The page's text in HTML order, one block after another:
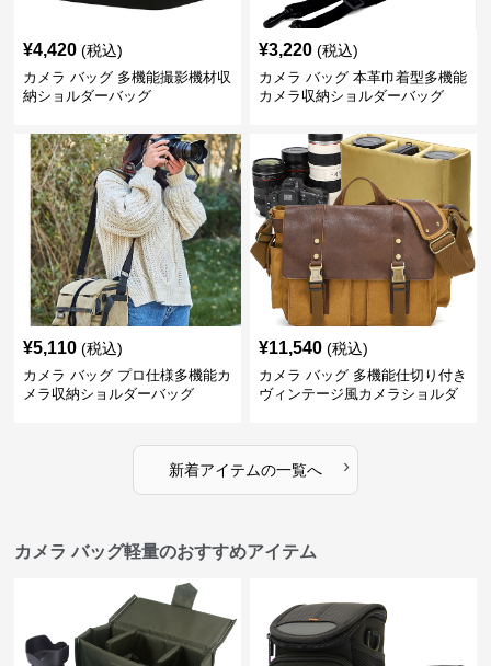
¥4,420 (税込)
カメラ バッグ 多機能撮影機材収
納ショルダーバッグ
¥3,220 (税込)
カメラ バッグ 本革巾着型多機能
カメラ収納ショルダーバッグ
¥5,110 (税込)
カメラ バッグ プロ仕様多機能カ
メラ収納ショルダーバッグ
¥11,540 (税込)
カメラ バッグ 多機能仕切り付き
ヴィンテージ風カメラショルダ
新着アイテムの一覧へ ›
カメラ バッグ軽量のおすすめアイテム